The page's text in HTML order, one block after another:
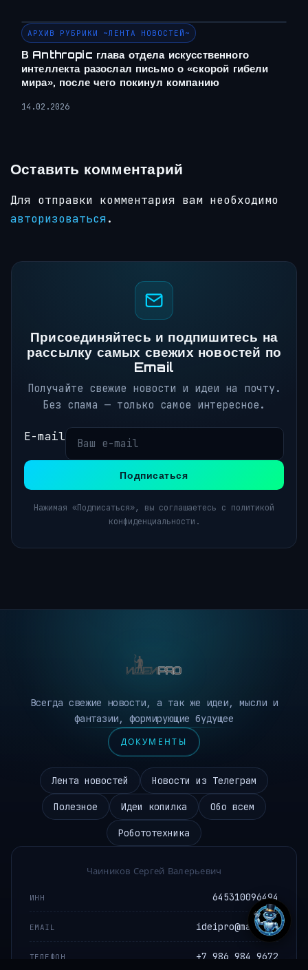
АРХИВ РУБРИКИ ~ЛЕНТА НОВОСТЕЙ~
В Anthropic глава отдела искусственного
интеллекта разослал письмо о «скорой гибели
мира», после чего покинул компанию
14.02.2026
Оставить комментарий
Для отправки комментария вам необходимо
авторизоваться.
Присоединяйтесь и подпишитесь на
рассылку самых свежих новостей по
Email
Получайте свежие новости и идеи на почту.
Без спама — только самое интересное.
E-mail
Подписаться
Нажимая «Подписаться», вы соглашаетесь с политикой
конфиденциальности.
Всегда свежие новости, а так же идеи, мысли и
фантазии, формирующие будущее
ДОКУМЕНТЫ
Лента новостей Новости из Телеграм
Полезное Идеи копилка Обо всем
Робототехника
Чаиников Сергей Валерьевич
ИНН 645310096494
EMAIL ideipro@mail.ru
ТЕЛЕФОН +7 986 984 9672